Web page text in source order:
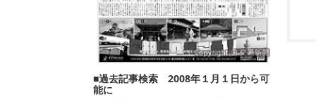
■過去記事検索 2008年１月１日から可
能に